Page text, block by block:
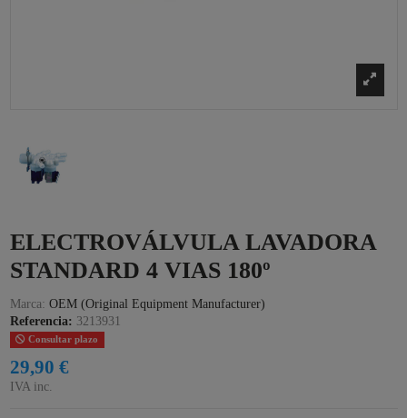
ELECTROVÁLVULA LAVADORA
STANDARD 4 VIAS 180º
Marca: OEM (Original Equipment Manufacturer)
Referencia: 3213931
Consultar plazo
29,90 €
IVA inc.